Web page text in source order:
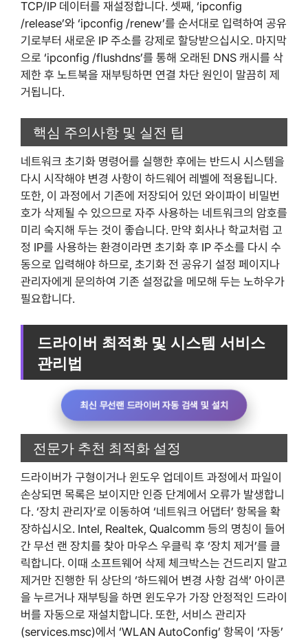
TCP/IP 데이터를 재설정합니다. 셋째, ‘ipconfig
/release’와 ‘ipconfig /renew’를 순서대로 입력하여 공유
기로부터 새로운 IP 주소를 강제로 할당받으십시오. 마지막
으로 ‘ipconfig /flushdns’를 통해 오래된 DNS 캐시를 삭
제한 후 노트북을 재부팅하면 연결 차단 원인이 말끔히 제
거됩니다.
핵심 주의사항 및 실전 팁
네트워크 초기화 명령어를 실행한 후에는 반드시 시스템을
다시 시작해야 변경 사항이 하드웨어 레벨에 적용됩니다.
또한, 이 과정에서 기존에 저장되어 있던 와이파이 비밀번
호가 삭제될 수 있으므로 자주 사용하는 네트워크의 암호를
미리 숙지해 두는 것이 좋습니다. 만약 회사나 학교처럼 고
정 IP를 사용하는 환경이라면 초기화 후 IP 주소를 다시 수
동으로 입력해야 하므로, 초기화 전 공유기 설정 페이지나
관리자에게 문의하여 기존 설정값을 메모해 두는 노하우가
필요합니다.
드라이버 최적화 및 시스템 서비스
관리법
최신 무선랜 드라이버 자동 검색 및 설치
전문가 추천 최적화 설정
드라이버가 구형이거나 윈도우 업데이트 과정에서 파일이
손상되면 목록은 보이지만 인증 단계에서 오류가 발생합니
다. ‘장치 관리자’로 이동하여 ‘네트워크 어댑터’ 항목을 확
장하십시오. Intel, Realtek, Qualcomm 등의 명칭이 들어
간 무선 랜 장치를 찾아 마우스 우클릭 후 ‘장치 제거’를 클
릭합니다. 이때 소프트웨어 삭제 체크박스는 건드리지 말고
제거만 진행한 뒤 상단의 ‘하드웨어 변경 사항 검색’ 아이콘
을 누르거나 재부팅을 하면 윈도우가 가장 안정적인 드라이
버를 자동으로 재설치합니다. 또한, 서비스 관리자
(services.msc)에서 ‘WLAN AutoConfig’ 항목이 ‘자동’